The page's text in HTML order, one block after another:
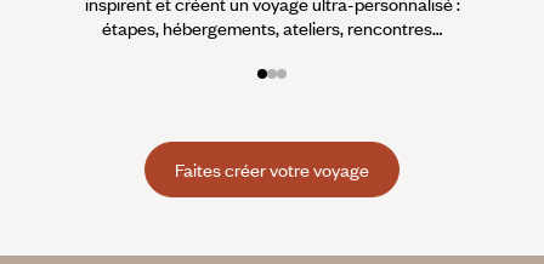
étapes, hébergements, ateliers, rencontres…
Faites créer votre voyage